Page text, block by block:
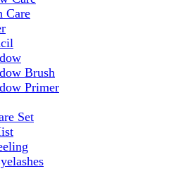
Care
Brush
Primer
Set